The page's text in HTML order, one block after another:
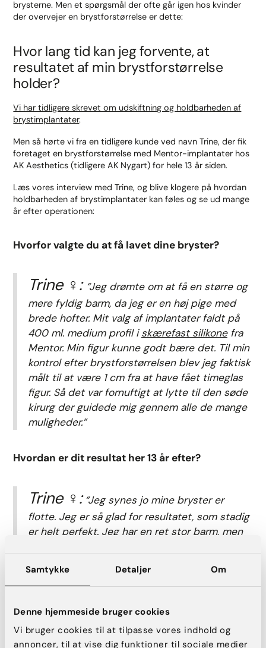
Samtykke Detaljer Om
Denne hjemmeside bruger cookies
Vi bruger cookies til at tilpasse vores indhold og
annoncer, til at vise dig funktioner til sociale medier
brysterne. Men et spørgsmål der ofte går igen hos kvinder
der overvejer en brystforstørrelse er dette:
Hvor lang tid kan jeg forvente, at
resultatet af min brystforstørrelse
holder?
Vi har tidligere skrevet om udskiftning og holdbarheden af
brystimplantater.
Men så hørte vi fra en tidligere kunde ved navn Trine, der fik
foretaget en brystforstørrelse med Mentor-implantater hos
AK Aesthetics (tidligere AK Nygart) for hele 13 år siden.
Læs vores interview med Trine, og blive klogere på hvordan
holdbarheden af brystimplantater kan føles og se ud mange
år efter operationen:
Hvorfor valgte du at få lavet dine bryster?
Trine ‍♀️: “Jeg drømte om at få en større og
mere fyldig barm, da jeg er en høj pige med
brede hofter. Mit valg af implantater faldt på
400 ml. medium profil iskærefast silikonefra
Mentor. Min figur kunne godt bære det. Til min
kontrol efter brystforstørrelsen blev jeg faktisk
målt til at være 1 cm fra at have fået timeglas
figur. Så det var fornuftigt at lytte til den søde
kirurg der guidede mig gennem alle de mange
muligheder.”
Hvordan er dit resultat her 13 år efter?
Trine ‍♀️:“Jeg synes jo mine bryster er
flotte. Jeg er så glad for resultatet, som stadig
er helt perfekt. Jeg har en ret stor barm, men
siddet der. De er jo blevet en del af mig, og jeg
mærker ikke rigtig til dem.”
Har dine bryster ændret sig i løbet af de 13 år?